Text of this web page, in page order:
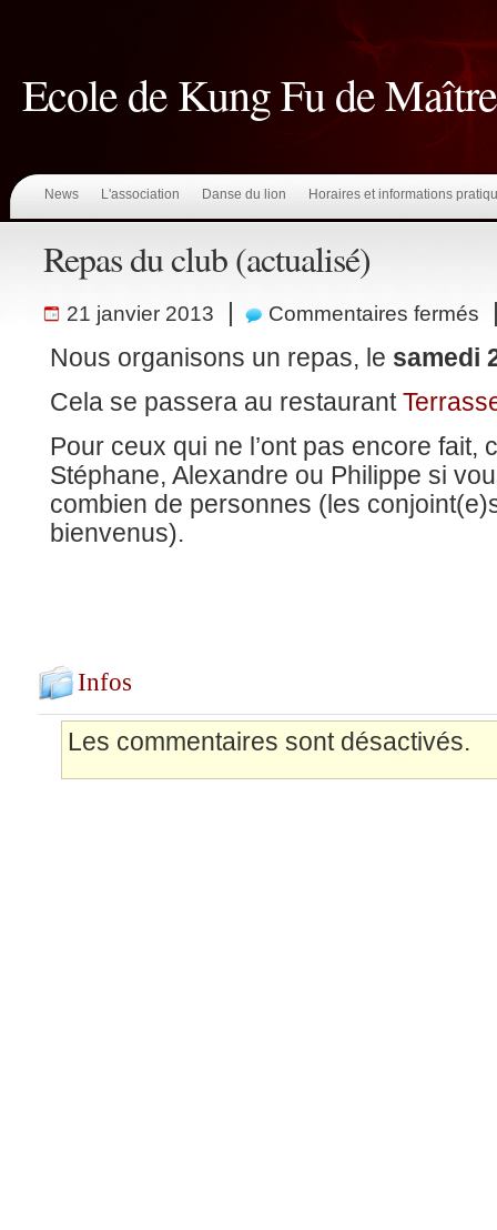
Ecole de Kung Fu de
News L'association Danse du lion Horaires et informations
Repas du club (actualisé)
21 janvier 2013 | Commentaires fermés sur
Nous organisons un repas, le samedi
Cela se passera au restaurant
Pour ceux qui ne l’ont pas encore fait,
Stéphane, Alexandre ou Philippe si
combien de personnes (les
bienvenus).
Infos
Les commentaires sont désactivés.